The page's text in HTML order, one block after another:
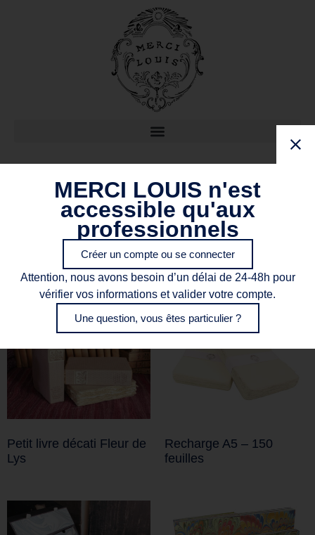
Archives : Boutique
Petit livre décati Fleur de
Lys
Recharge A5 – 150
feuilles
MERCI LOUIS n'est
accessible qu'aux
professionnels
Créer un compte ou se connecter
Attention, nous avons besoin d’un délai de 24-48h pour
vérifier vos informations et valider votre compte.
Une question, vous êtes particulier ?